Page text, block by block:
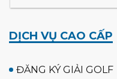
DỊCH VỤ CAO CẤP
ĐĂNG KÝ GIẢI GOLF